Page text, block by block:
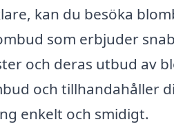
kan du besöka
som erbjuder
och deras utbud av
och tillhandahåller
enkelt och smidigt.